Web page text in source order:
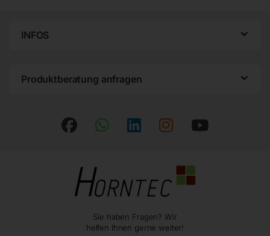
INFOS
Produktberatung anfragen
Sie haben Fragen? Wir
helfen Ihnen gerne weiter!